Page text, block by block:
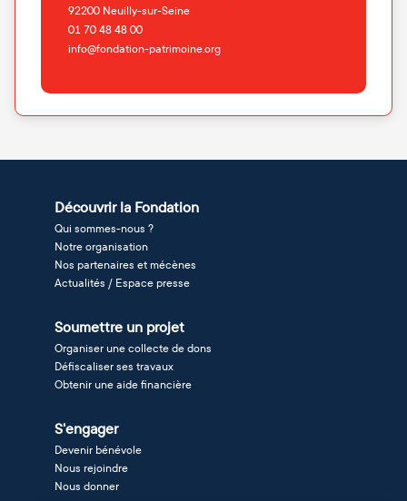
92200 Neuilly-sur-Seine
01 70 48 48 00
info@fondation-patrimoine.org
Découvrir la Fondation
Qui sommes-nous ?
Notre organisation
Nos partenaires et mécènes
Actualités / Espace presse
Soumettre un projet
Organiser une collecte de dons
Défiscaliser ses travaux
Obtenir une aide financière
S'engager
Devenir bénévole
Nous rejoindre
Nous donner